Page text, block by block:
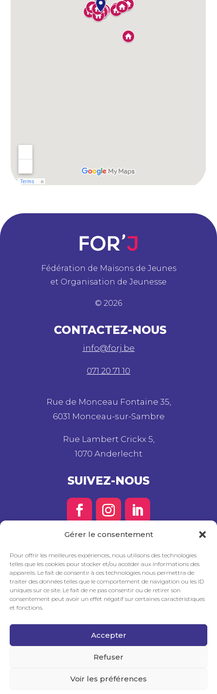
Gérer le consentement
Pour offrir les meilleures expériences, nous utilisons des technologies
telles que les cookies pour stocker et/ou accéder aux informations des
appareils. Le fait de consentir à ces technologies nous permettra de
traiter des données telles que le comportement de navigation ou les ID
uniques sur ce site. Le fait de ne pas consentir ou de retirer son
consentement peut avoir un effet négatif sur certaines caractéristiques
et fonctions.
Accepter
Refuser
Voir les préférences
Fédération de Maisons de Jeunes
et Organisation de Jeunesse
© 2026
CONTACTEZ-NOUS
info@forj.be
071 20 71 10
Rue de Monceau Fontaine 35,
6031 Monceau-sur-Sambre
Rue Lambert Crickx 5,
1070 Anderlecht
SUIVEZ-NOUS
Politique de cookies
Logo et charte graphique